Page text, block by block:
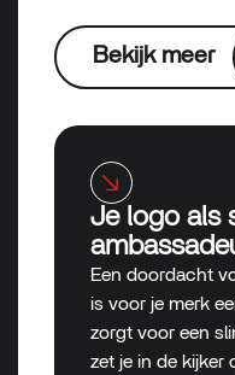
Bekijk meer
Je logo als
Een doordacht
is voor je merk
zorgt voor een
zet je in de kijker